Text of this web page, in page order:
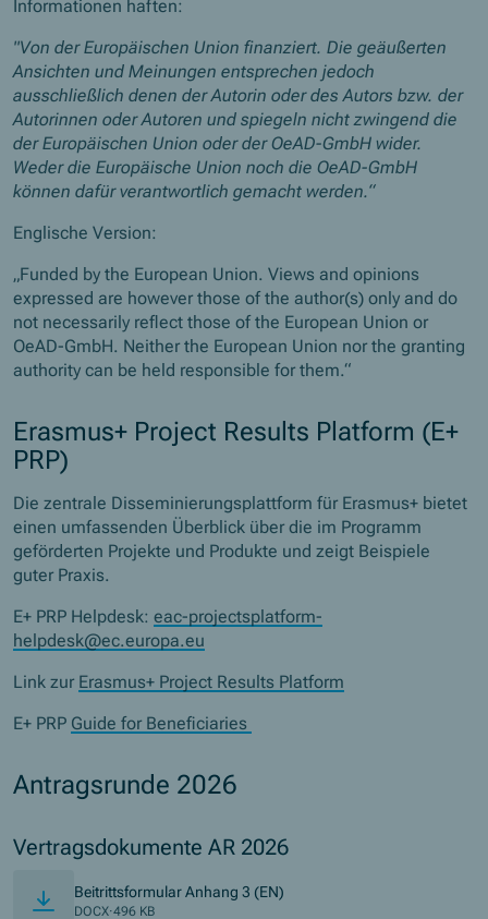
Informationen haften:
"Von der Europäischen Union finanziert. Die geäußerten
Ansichten und Meinungen entsprechen jedoch
ausschließlich denen der Autorin oder des Autors bzw. der
Autorinnen oder Autoren und spiegeln nicht zwingend die
der Europäischen Union oder der OeAD-GmbH wider.
Weder die Europäische Union noch die OeAD-GmbH
können dafür verantwortlich gemacht werden.“
Englische Version:
„Funded by the European Union. Views and opinions
expressed are however those of the author(s) only and do
not necessarily reflect those of the European Union or
OeAD-GmbH. Neither the European Union nor the granting
authority can be held responsible for them.“
Erasmus+ Project Results Platform (E+
PRP)
Die zentrale Disseminierungsplattform für Erasmus+ bietet
einen umfassenden Überblick über die im Programm
geförderten Projekte und Produkte und zeigt Beispiele
guter Praxis.
E+ PRP Helpdesk:eac-projectsplatform-
helpdesk@ec.europa.eu
Link zur Erasmus+ Project Results Platform
E+ PRP Guide for Beneficiaries
Antragsrunde 2026
Vertragsdokumente AR 2026
Beitrittsformular Anhang 3 (EN)
DOCX·496 KB